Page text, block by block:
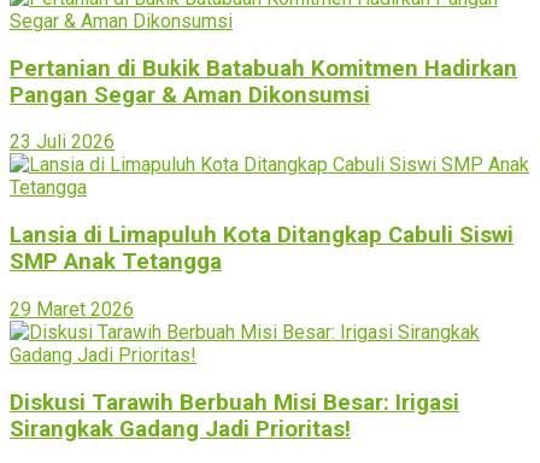
Pertanian di Bukik Batabuah Komitmen Hadirkan
Pangan Segar & Aman Dikonsumsi
23 Juli 2026
Lansia di Limapuluh Kota Ditangkap Cabuli Siswi
SMP Anak Tetangga
29 Maret 2026
Diskusi Tarawih Berbuah Misi Besar: Irigasi
Sirangkak Gadang Jadi Prioritas!